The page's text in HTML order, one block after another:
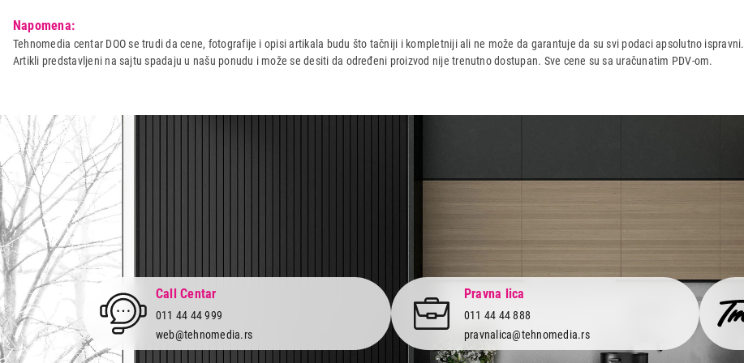
Naziv i vrsta robe:
ADAPTER IT/AV
Uvoznik:
Repro Market d.o.o.
Napomena:
Tehnomedia centar DOO se trudi da cene, fotografije i opisi artikala budu što tačniji i kompletniji ali ne može da garantuje da su svi podaci apsolutno ispravni.
Artikli predstavljeni na sajtu spadaju u našu ponudu i može se desiti da određeni proizvod nije trenutno dostupan. Sve cene su sa uračunatim PDV-om.
Call Centar
011 44 44 999
web@tehnomedia.rs
Pravna lica
011 44 44 888
pravnalica@tehnomedia.rs